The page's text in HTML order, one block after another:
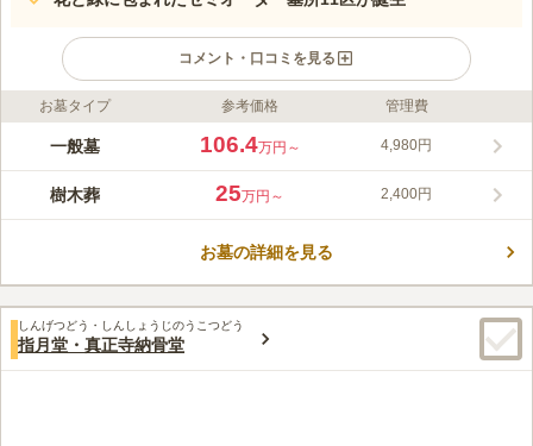
コメント・口コミを見る
ライフドット編集部のコメント
PayPayドーム約6倍の広大な敷地面積を誇り、園内から福岡市街
葬区画は特に好評で、2024年6月末にはペットも一緒に眠れる
「ペット共葬区画」も完備した新樹木葬「水音の郷(みずおとの
墓を建てることができるセミオーダーの墓所が大変好評で、
ルです。 一般のお墓にも「永代供養制度」が用意されているの
で、将来管理が難しくなった場合も安心してご利用いただけま
みんなの評価
4.5 口コミ2件
60代男性
いくつかの霊園を見て回りましたが、近場であること送迎バス
（高齢になった時を考えて）があること、見晴らしが良いことが決め手に
なった大きな要因です。
お墓タイプ 参考価格 管理費
一般墓 106.4万円～ 4,980円
樹木葬 25万円～ 2,400円
お墓の詳細を見る
しんげつどう・しんしょうじのうこつどう
指月堂・真正寺納骨堂